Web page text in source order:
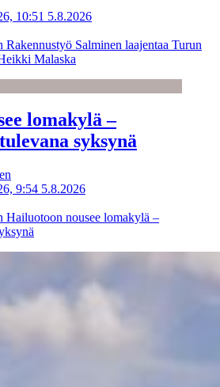
10:51 5.8.2026
Rakennustyö Salminen laajentaa Turun
Malaska
lomakylä –
syksynä
9:54 5.8.2026
Hailuotoon nousee lomakylä –